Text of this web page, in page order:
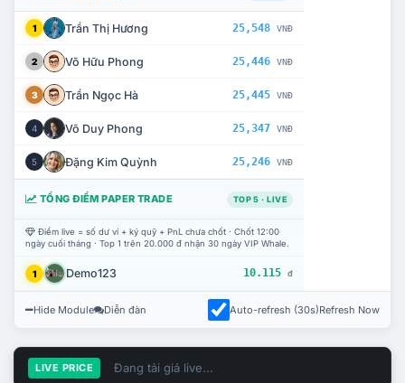
1 Trần Thị Hương 25,548 VNĐ
2 Võ Hữu Phong 25,446 VNĐ
3 Trần Ngọc Hà 25,445 VNĐ
4 Võ Duy Phong 25,347 VNĐ
5 Đặng Kim Quỳnh 25,246 VNĐ
TỔNG ĐIỂM PAPER TRADE TOP 5 · LIVE
Điểm live = số dư ví + ký quỹ + PnL chưa chốt · Chốt 12:00
ngày cuối tháng · Top 1 trên 20.000 đ nhận 30 ngày VIP Whale.
1 Demo123 10.115 đ
Hide Module Diễn đàn Auto-refresh (30s)Refresh Now
LIVE PRICE Đang tải giá live...